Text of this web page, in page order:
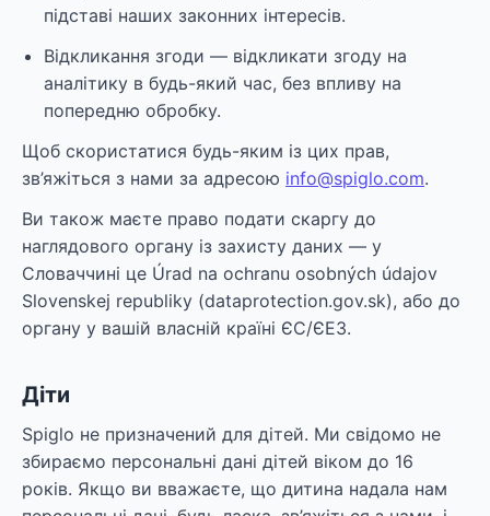
підставі наших законних інтересів.
Відкликання згоди — відкликати згоду на
аналітику в будь-який час, без впливу на
попередню обробку.
Щоб скористатися будь-яким із цих прав,
зв’яжіться з нами за адресою info@spiglo.com.
Ви також маєте право подати скаргу до
наглядового органу із захисту даних — у
Словаччині це Úrad na ochranu osobných údajov
Slovenskej republiky (dataprotection.gov.sk), або до
органу у вашій власній країні ЄС/ЄЕЗ.
Діти
Spiglo не призначений для дітей. Ми свідомо не
збираємо персональні дані дітей віком до 16
років. Якщо ви вважаєте, що дитина надала нам